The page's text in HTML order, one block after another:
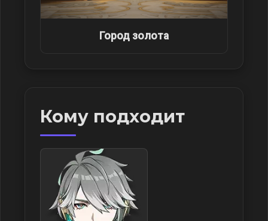
Город золота
Кому подходит